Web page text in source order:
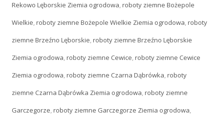
Rekowo Lęborskie Ziemia ogrodowa,roboty ziemne Bożepole
Wielkie,roboty ziemne Bożepole Wielkie Ziemia ogrodowa,roboty
ziemne Brzeźno Lęborskie,roboty ziemne Brzeźno Lęborskie
Ziemia ogrodowa,roboty ziemne Cewice,roboty ziemne Cewice
Ziemia ogrodowa,roboty ziemne Czarna Dąbrówka,roboty
ziemne Czarna Dąbrówka Ziemia ogrodowa,roboty ziemne
Garczegorze,roboty ziemne Garczegorze Ziemia ogrodowa,